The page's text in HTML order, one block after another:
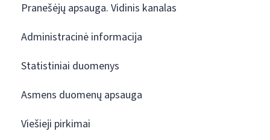
Pranešėjų apsauga. Vidinis kanalas
Administracinė informacija
Statistiniai duomenys
Asmens duomenų apsauga
Viešieji pirkimai